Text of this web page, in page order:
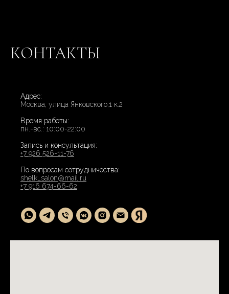
КОНТАКТЫ
Адрес:
Москва, улица Янковского,1 к.2
Время работы:
пн.-вс.: 10:00-22:00
Запись и консультация:
+7 926 526-11-76
По вопросам сотрудничества:
shelk_salon@mail.ru
+7 916 674-66-62